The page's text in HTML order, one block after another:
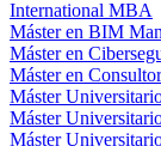
International MBA
Máster en BIM
Máster en
Máster en
Máster
Máster
Máster